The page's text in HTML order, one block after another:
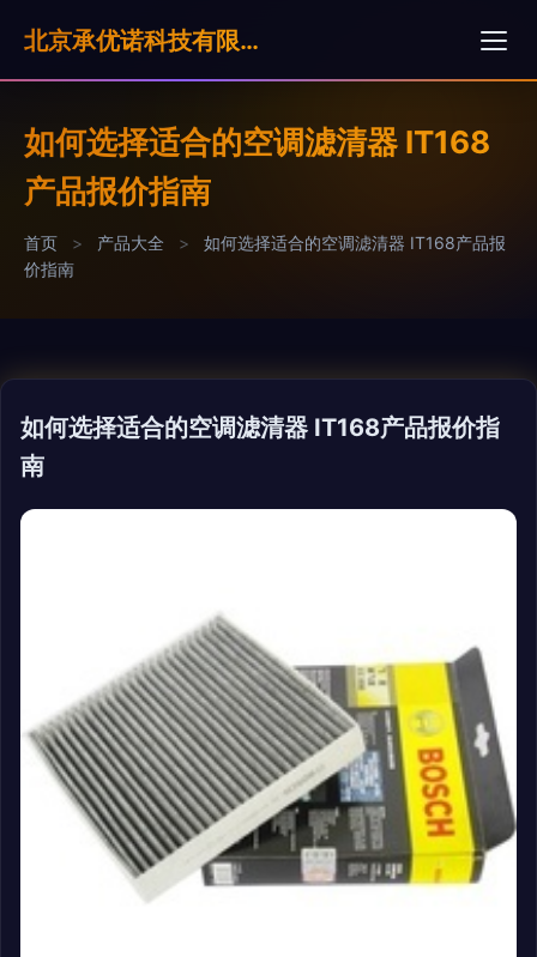
北京承优诺科技有限公司
如何选择适合的空调滤清器 IT168
产品报价指南
首页 > 产品大全 >
如何选择适合的空调滤清器 IT168产品报
价指南
如何选择适合的空调滤清器 IT168产品报价指
南